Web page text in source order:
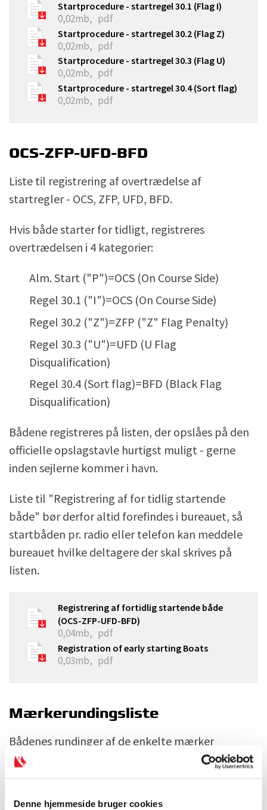
Denne hjemmeside bruger cookies
Startprocedure - startregel 30.1 (Flag I)
0,02mb, pdf
Startprocedure - startregel 30.2 (Flag Z)
0,02mb, pdf
Startprocedure - startregel 30.3 (Flag U)
0,02mb, pdf
Startprocedure - startregel 30.4 (Sort flag)
0,02mb, pdf
OCS-ZFP-UFD-BFD
Liste til registrering af overtrædelse af
startregler - OCS, ZFP, UFD, BFD.
Hvis både starter for tidligt, registreres
overtrædelsen i 4 kategorier:
Alm. Start ("P")=OCS (On Course Side)
Regel 30.1 ("I")=OCS (On Course Side)
Regel 30.2 ("Z")=ZFP ("Z" Flag Penalty)
Regel 30.3 ("U")=UFD (U Flag
Disqualification)
Regel 30.4 (Sort flag)=BFD (Black Flag
Disqualification)
Bådene registreres på listen, der opslåes på den
officielle opslagstavle hurtigst muligt - gerne
inden sejlerne kommer i havn.
Liste til "Registrering af for tidlig startende
både" bør derfor altid forefindes i bureauet, så
startbåden pr. radio eller telefon kan meddele
bureauet hvilke deltagere der skal skrives på
listen.
Registrering af fortidlig startende både
(OCS-ZFP-UFD-BFD)
0,04mb, pdf
Registration of early starting Boats
0,03mb, pdf
Mærkerundingsliste
Bådenes rundinger af de enkelte mærker
registreres på rundingslister. Her noteres også
klokkeslet for første og sidste båd rundt.